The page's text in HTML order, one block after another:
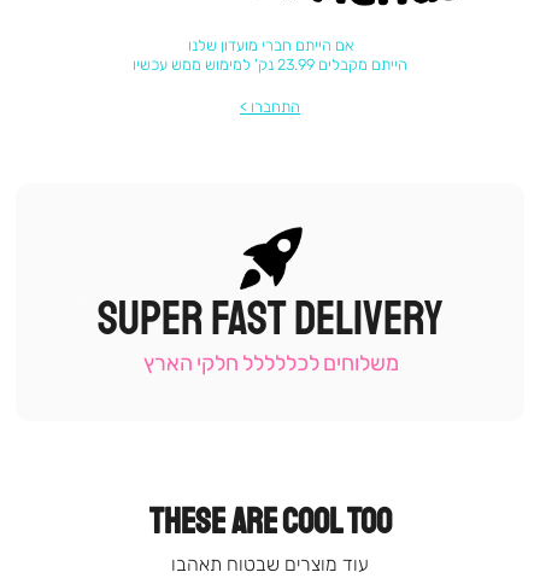
אם הייתם חברי מועדון שלנו
הייתם מקבלים 23.99 נק' למימוש ממש עכשיו
התחברו
|
תומכי
-
SUPER FAST DELIVERY
משלוחים לכללללל חלקי הארץ
THESE ARE COOL TOO
עוד מוצרים שבטוח תאהבו